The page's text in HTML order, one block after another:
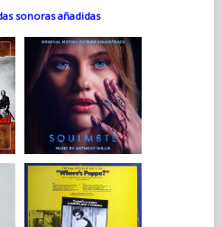
sonoras añadidas